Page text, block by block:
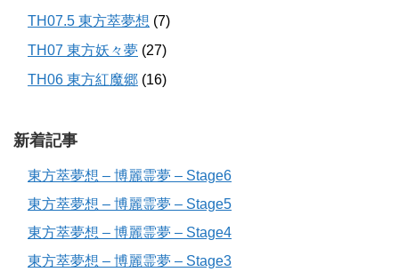
TH07.5 東方萃夢想 (7)
TH07 東方妖々夢 (27)
TH06 東方紅魔郷 (16)
新着記事
東方萃夢想 – 博麗霊夢 – Stage6
東方萃夢想 – 博麗霊夢 – Stage5
東方萃夢想 – 博麗霊夢 – Stage4
東方萃夢想 – 博麗霊夢 – Stage3